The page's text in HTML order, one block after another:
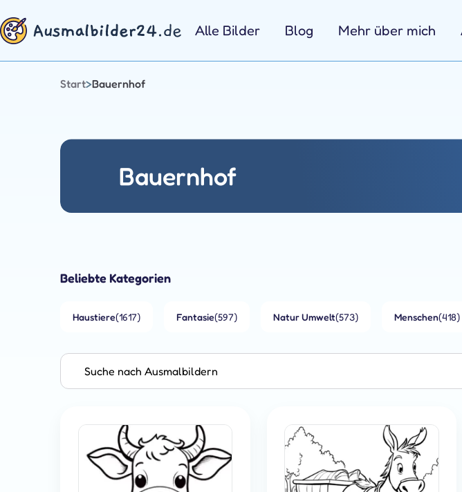
Inhalt
Alle Bilder Blog Mehr über mich
Start>Bauernhof
Bauernhof
Beliebte Kategorien
Haustiere(1617) Fantasie(597) Natur Umwelt(573) Menschen(418)